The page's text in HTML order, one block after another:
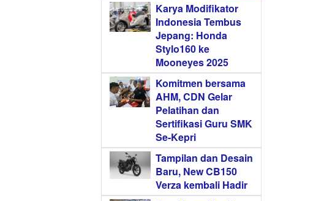
Karya Modifikator
Indonesia Tembus
Jepang: Honda
Stylo160 ke
Mooneyes 2025
Komitmen bersama
AHM, CDN Gelar
Pelatihan dan
Sertifikasi Guru SMK
Se-Kepri
Tampilan dan Desain
Baru, New CB150
Verza kembali Hadir